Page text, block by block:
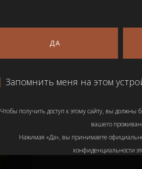
ДА
Запомнить меня на этом
Чтобы получить доступ к этому сайту, вы
вашего
Нажимая «Да», вы принимаете
конфиденциальности